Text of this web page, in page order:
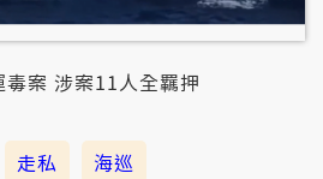
案 涉案11人全羈押
走私 海巡